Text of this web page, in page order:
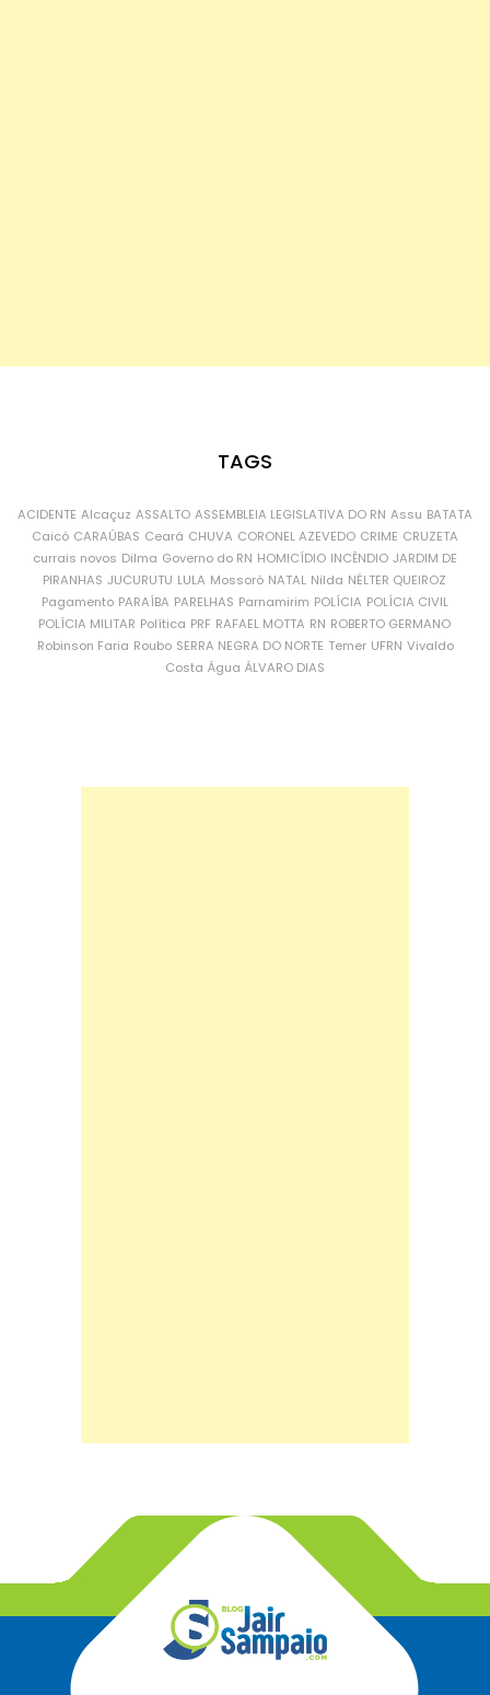
TAGS
ACIDENTE Alcaçuz ASSALTO ASSEMBLEIA LEGISLATIVA DO RN Assu BATATA
Caicó CARAÚBAS Ceará CHUVA CORONEL AZEVEDO CRIME CRUZETA
currais novos Dilma Governo do RN HOMICÍDIO INCÊNDIO JARDIM DE
PIRANHAS JUCURUTU LULA Mossoró NATAL Nilda NÉLTER QUEIROZ
Pagamento PARAÍBA PARELHAS Parnamirim POLÍCIA POLÍCIA CIVIL
POLÍCIA MILITAR Política PRF RAFAEL MOTTA RN ROBERTO GERMANO
Robinson Faria Roubo SERRA NEGRA DO NORTE Temer UFRN Vivaldo
Costa Água ÁLVARO DIAS